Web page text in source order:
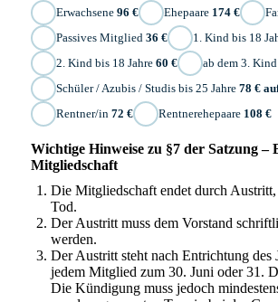
Erwachsene 96 € Ehepaare 174 €
Passives Mitglied 36 € 1. Kind bis 18
2. Kind bis 18 Jahre 60 € ab dem 3. Kind
Schüler / Azubis / Studis bis 25 Jahre 78 €
Rentner/in 72 € Rentnerehepaare 108 €
Wichtige Hinweise zu §7 der Satzung –
Mitgliedschaft
Die Mitgliedschaft endet durch Austritt,
Tod.
Der Austritt muss dem Vorstand
werden.
Der Austritt steht nach Entrichtung des
jedem Mitglied zum 30. Juni oder 31.
Die Kündigung muss jedoch